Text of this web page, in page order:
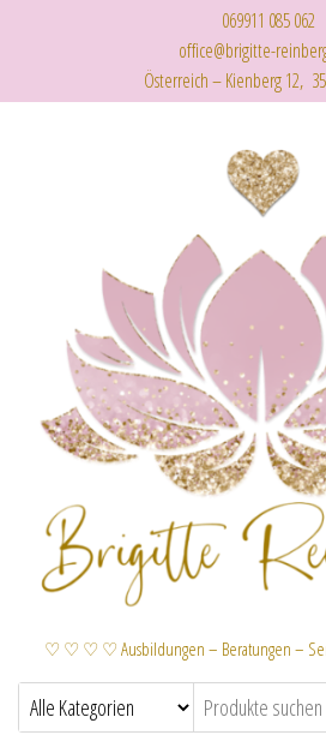
069911 085 062
office@brigitte-
Österreich – Kienberg 12,
♡ ♡ ♡ ♡ Ausbildungen – Beratungen –